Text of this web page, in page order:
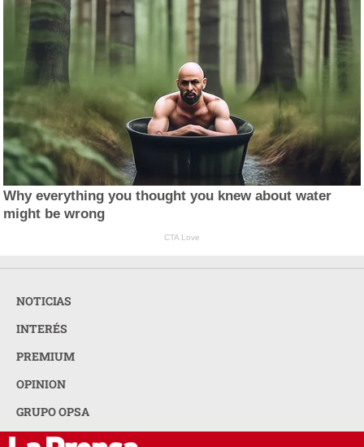
Why everything you thought you knew about water
might be wrong
CTA Love
NOTICIAS
INTERÉS
PREMIUM
OPINION
GRUPO OPSA